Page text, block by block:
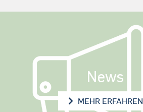
News
MEHR ERFAHREN